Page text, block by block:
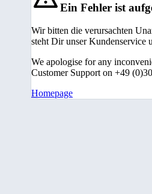
Ein Fehler ist
Wir bitten die verursachten
steht Dir unser Kundenservice
We apologise for any
Customer Support on +49
Homepage